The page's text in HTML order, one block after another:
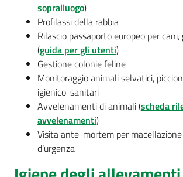
sopralluogo)
Profilassi della rabbia
Rilascio passaporto europeo per
(guida per gli utenti)
Gestione colonie feline
Monitoraggio animali selvatici,
igienico-sanitari
Avvelenamenti di animali (scheda
avvelenamenti)
Visita ante-mortem per
d’urgenza